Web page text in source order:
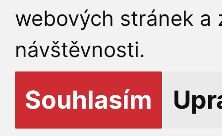
webových stránek a
návštěvnosti.
Souhlasím